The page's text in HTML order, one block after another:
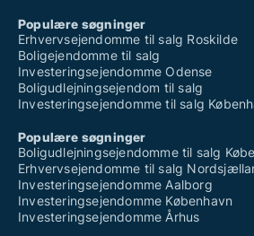
Populære søgninger
Erhvervsejendomme til salg Roskilde
Boligejendomme til salg
Investeringsejendomme Odense
Boligudlejningsejendom til salg
Investeringsejendomme til salg
Populære søgninger
Boligudlejningsejendomme til salg
Erhvervsejendomme til salg
Investeringsejendomme Aalborg
Investeringsejendomme København
Investeringsejendomme Århus